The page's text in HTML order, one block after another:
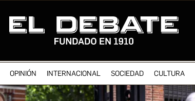
OPINIÓN INTERNACIONAL SOCIEDAD CULTURA